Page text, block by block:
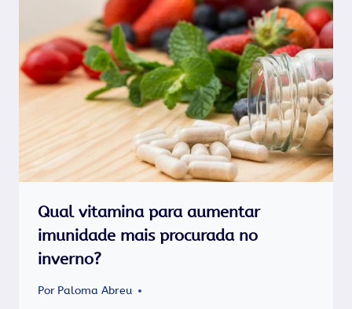
Qual vitamina para aumentar
imunidade mais procurada no
inverno?
Por Paloma Abreu